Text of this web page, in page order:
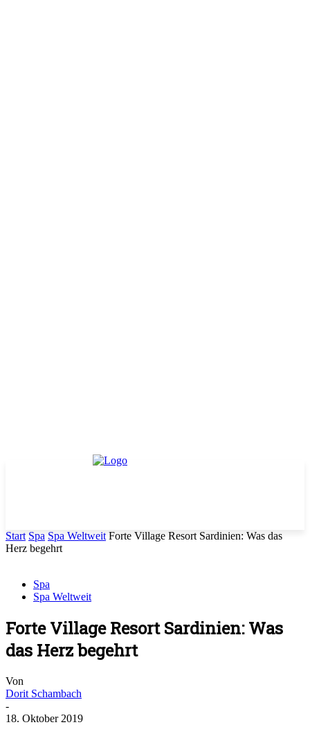
Start Spa Spa Weltweit Forte Village Resort Sardinien: Was das
Herz begehrt
Spa
Spa Weltweit
Forte Village Resort Sardinien: Was
das Herz begehrt
Von
Dorit Schambach
-
18. Oktober 2019